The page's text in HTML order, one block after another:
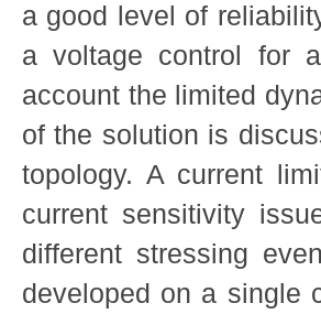
a good level of
a voltage control for
account the limited
of the solution is
topology. A current
current sensitivity
different stressing
developed on a single